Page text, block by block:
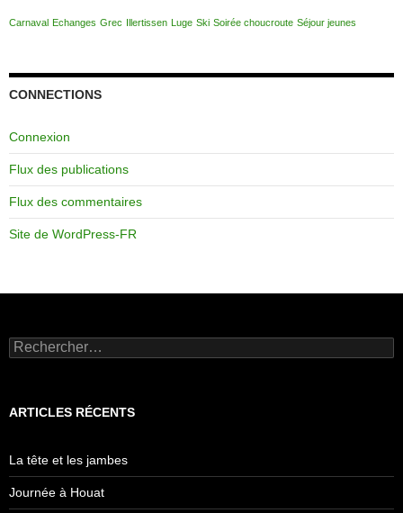
Carnaval Echanges Grec Illertissen Luge Ski Soirée choucroute Séjour jeunes
CONNECTIONS
Connexion
Flux des publications
Flux des commentaires
Site de WordPress-FR
Rechercher :
ARTICLES RÉCENTS
La tête et les jambes
Journée à Houat